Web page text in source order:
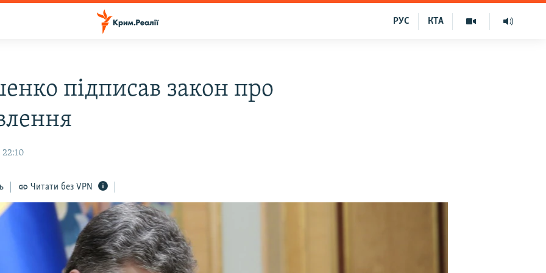
КТА
РУС
підписав закон про
22:10
Читати без VPN